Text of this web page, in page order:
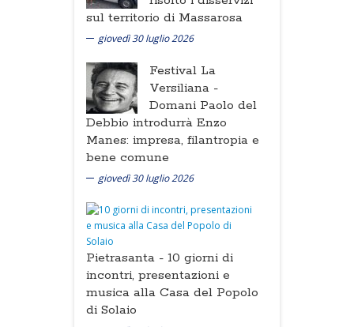
sul territorio di Massarosa
giovedì 30 luglio 2026
Festival La
Versiliana -
Domani Paolo del
Debbio introdurrà Enzo
Manes: impresa, filantropia e
bene comune
giovedì 30 luglio 2026
Pietrasanta - 10 giorni di
incontri, presentazioni e
musica alla Casa del Popolo
di Solaio